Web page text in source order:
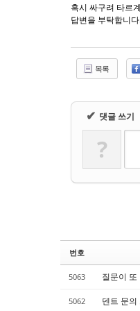
혹시 싸구려 타르
답변을 부탁합니
목록
✔ 댓글 쓰기
?
번호
5063 질문이
5062 덴트 문